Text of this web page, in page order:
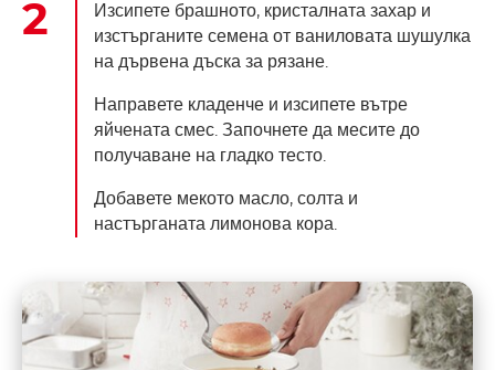
Изсипете брашното, кристалната захар и
изстърганите семена от ваниловата шушулка
на дървена дъска за рязане.
Направете кладенче и изсипете вътре
яйчената смес. Започнете да месите до
получаване на гладко тесто.
Добавете мекото масло, солта и
настърганата лимонова кора.